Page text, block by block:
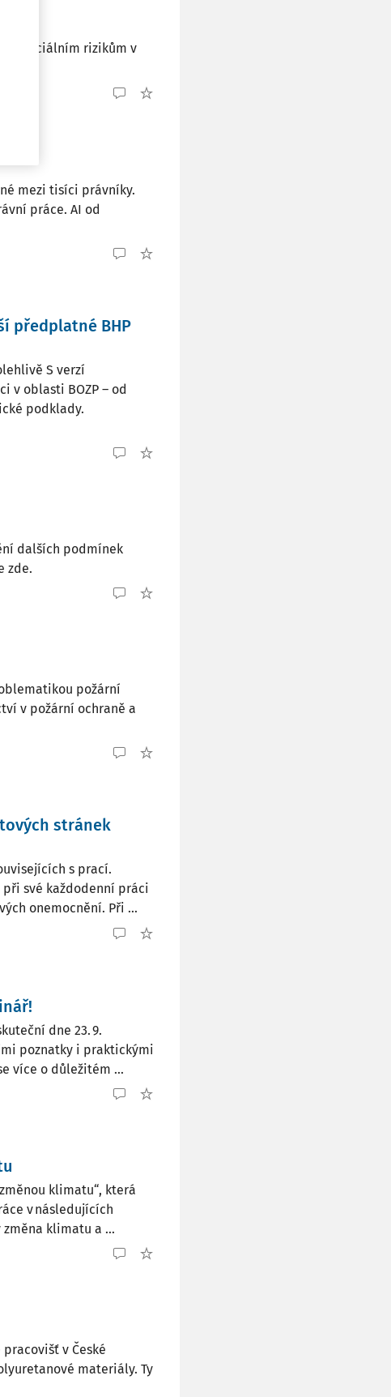
rizikům v
mezi tisíci právníky.
práce. AI od
předplatné BHP
S verzí
v oblasti BOZP – od
podklady.
dalších podmínek
zde.
požární
v požární ochraně a
stránek
s prací.
své každodenní práci
onemocnění. Při ...
dne 23. 9.
poznatky i praktickými
více o důležitém ...
klimatu“, která
v následujících
klimatu a ...
v České
materiály. Ty